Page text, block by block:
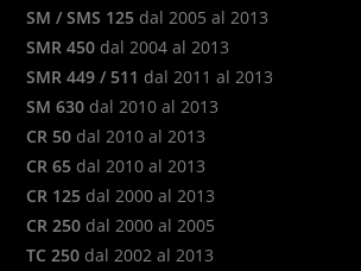
SM / SMS 125 dal 2005 al 2013
SMR 450 dal 2004 al 2013
SMR 449 / 511 dal 2011 al 2013
SM 630 dal 2010 al 2013
CR 50 dal 2010 al 2013
CR 65 dal 2010 al 2013
CR 125 dal 2000 al 2013
CR 250 dal 2000 al 2005
TC 250 dal 2002 al 2013